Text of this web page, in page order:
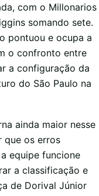
com o Millonarios
somando sete.
pontuou e ocupa a
o confronto entre
a configuração da
do São Paulo na
ainda maior nesse
que os erros
equipe funcione
a classificação e
de Dorival Júnior